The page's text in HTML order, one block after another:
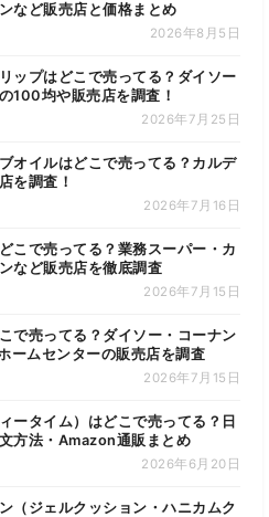
など販売店と価格まとめ
2026年8月5日
ップはどこで売ってる？ダイソー
100均や販売店を調査！
2026年7月25日
オイルはどこで売ってる？カルデ
を調査！
2026年7月16日
こで売ってる？業務スーパー・カ
など販売店を徹底調査
2026年7月15日
で売ってる？ダイソー・コーナン
ームセンターの販売店を調査
2026年7月15日
ータイム）はどこで売ってる？日
方法・Amazon通販まとめ
2026年6月20日
（ジェルクッション・ハニカムク